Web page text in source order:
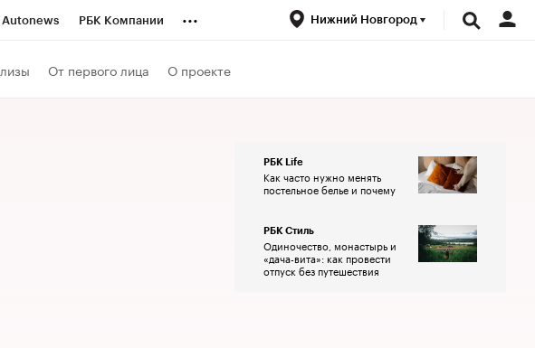
Autonews РБК Компании ... Нижний Новгород
От первого лица О проекте
РБК Life
Как часто нужно менять
постельное белье и почему
РБК Стиль
Одиночество, монастырь и
«дача-вита»: как провести
отпуск без путешествия